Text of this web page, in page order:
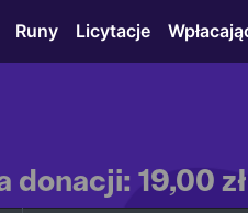
Runy Licytacje
donacji: 19,00